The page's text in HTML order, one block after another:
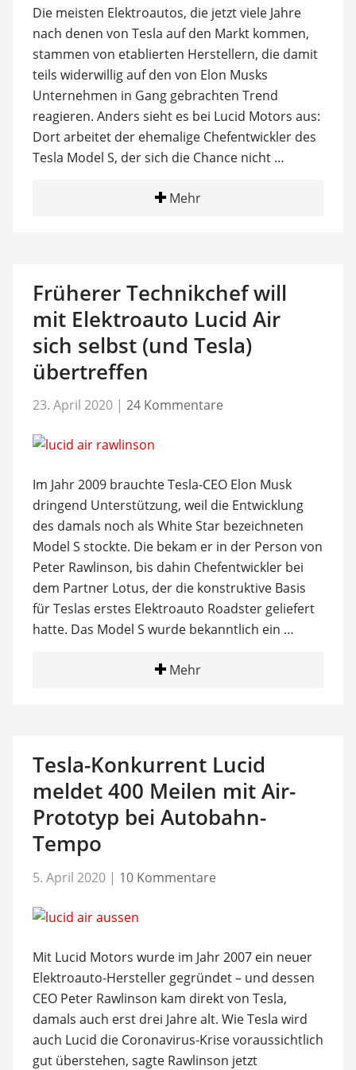
Die meisten Elektroautos, die jetzt viele Jahre
nach denen von Tesla auf den Markt kommen,
stammen von etablierten Herstellern, die damit
teils widerwillig auf den von Elon Musks
Unternehmen in Gang gebrachten Trend
reagieren. Anders sieht es bei Lucid Motors aus:
Dort arbeitet der ehemalige Chefentwickler des
Tesla Model S, der sich die Chance nicht …
Mehr
Früherer Technikchef will
mit Elektroauto Lucid Air
sich selbst (und Tesla)
übertreffen
23. April 2020 | 24 Kommentare
Im Jahr 2009 brauchte Tesla-CEO Elon Musk
dringend Unterstützung, weil die Entwicklung
des damals noch als White Star bezeichneten
Model S stockte. Die bekam er in der Person von
Peter Rawlinson, bis dahin Chefentwickler bei
dem Partner Lotus, der die konstruktive Basis
für Teslas erstes Elektroauto Roadster geliefert
hatte. Das Model S wurde bekanntlich ein …
Mehr
Tesla-Konkurrent Lucid
meldet 400 Meilen mit Air-
Prototyp bei Autobahn-
Tempo
5. April 2020 | 10 Kommentare
Mit Lucid Motors wurde im Jahr 2007 ein neuer
Elektroauto-Hersteller gegründet – und dessen
CEO Peter Rawlinson kam direkt von Tesla,
damals auch erst drei Jahre alt. Wie Tesla wird
auch Lucid die Coronavirus-Krise voraussichtlich
gut überstehen, sagte Rawlinson jetzt